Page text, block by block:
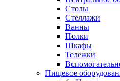
Столы
Стеллажи
Ванны
Полки
Шкафы
Тележки
Пищевое